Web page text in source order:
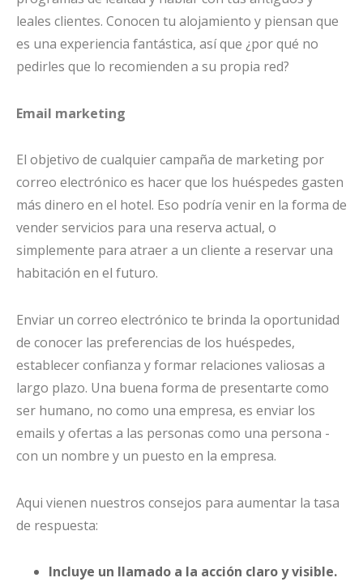
leales clientes. Conocen tu alojamiento y piensan que
es una experiencia fantástica, así que ¿por qué no
pedirles que lo recomienden a su propia red?
Email marketing
El objetivo de cualquier campaña de marketing por
correo electrónico es hacer que los huéspedes gasten
más dinero en el hotel. Eso podría venir en la forma de
vender servicios para una reserva actual, o
simplemente para atraer a un cliente a reservar una
habitación en el futuro.
Enviar un correo electrónico te brinda la oportunidad
de conocer las preferencias de los huéspedes,
establecer confianza y formar relaciones valiosas a
largo plazo. Una buena forma de presentarte como
ser humano, no como una empresa, es enviar los
emails y ofertas a las personas como una persona -
con un nombre y un puesto en la empresa.
Aqui vienen nuestros consejos para aumentar la tasa
de respuesta:
Incluye un llamado a la acción claro y visible.